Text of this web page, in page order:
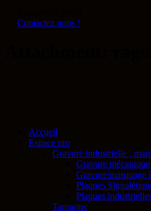
Contactez nous !
Accueil
Espace pro
Gravure industrielle ,
Gravure mécanique
Gravure/marquage
Plaques
Plaques
Tampons